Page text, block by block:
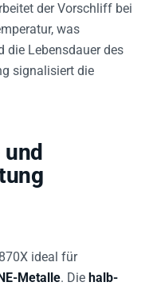
der Vorschliff bei
was
die Lebensdauer des
signalisiert die
und
ideal für
Metalle. Die halb-